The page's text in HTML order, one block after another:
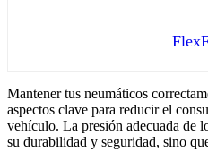
Mantener tus neumáticos
aspectos clave para reducir el
vehículo. La presión adecuada de
su durabilidad y seguridad, sino